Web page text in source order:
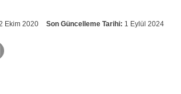
Ekim 2020 Son Güncelleme Tarihi: 1 Eylül 2024